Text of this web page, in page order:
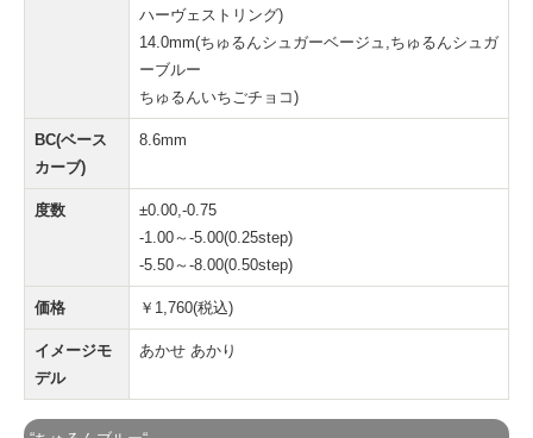
ハーヴェストリング)
14.0mm(ちゅるんシュガーベージュ,ちゅるんシュガ
ーブルー
ちゅるんいちごチョコ)
BC(ベース
カーブ)
8.6mm
度数
±0.00,-0.75
-1.00～-5.00(0.25step)
-5.50～-8.00(0.50step)
価格 ￥1,760(税込)
イメージモ
デル
あかせ あかり